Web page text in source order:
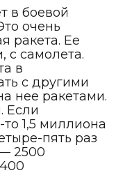
в боевой
очень
ракета. Ее
с самолета.
в
с другими
нее ракетами.
Если
1,5 миллиона
пять раз
2500